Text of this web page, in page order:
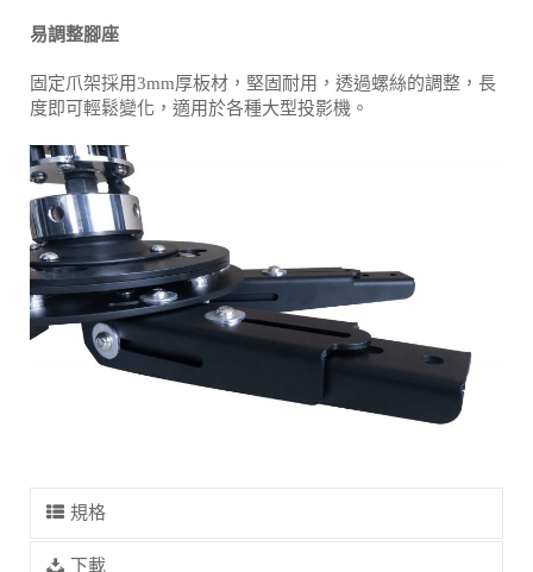
易調整腳座
固定爪架採用3mm厚板材，堅固耐用，透過螺絲的調整，長
度即可輕鬆變化，適用於各種大型投影機。
規格
下載